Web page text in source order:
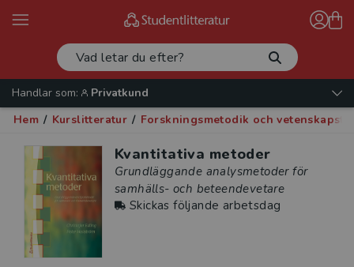
Handlar som:
Privatkund
Hem / Kurslitteratur / Forskningsmetodik och
Kvantitativa metoder
Grundläggande analysmetoder för
samhälls- och beteendevetare
Skickas följande arbetsdag